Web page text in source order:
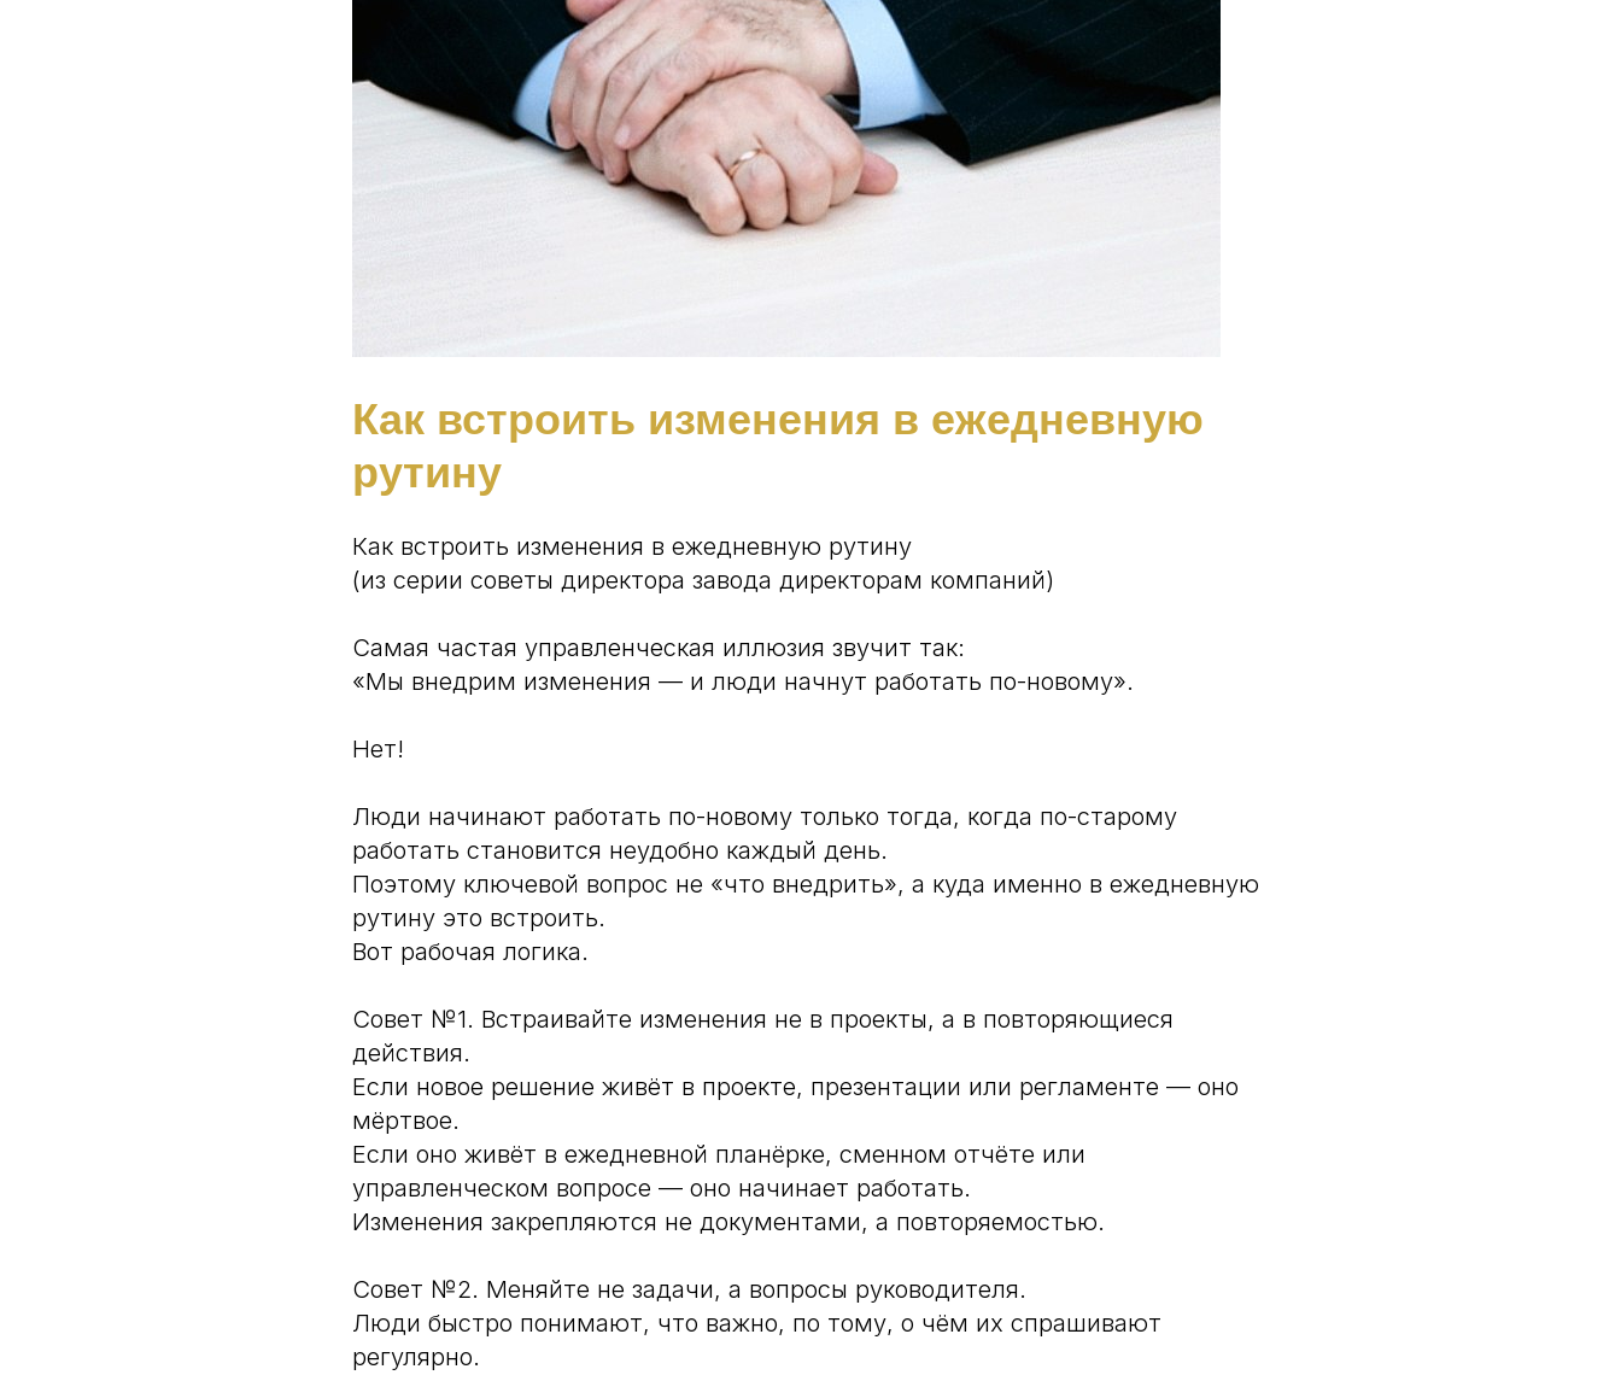
Как встроить изменения в ежедневную
рутину
Как встроить изменения в ежедневную рутину
(из серии советы директора завода директорам компаний)
Самая частая управленческая иллюзия звучит так:
«Мы внедрим изменения — и люди начнут работать по-новому».
Нет!
Люди начинают работать по-новому только тогда, когда по-старому
работать становится неудобно каждый день.
Поэтому ключевой вопрос не «что внедрить», а куда именно в ежедневную
рутину это встроить.
Вот рабочая логика.
Совет №1. Встраивайте изменения не в проекты, а в повторяющиеся
действия.
Если новое решение живёт в проекте, презентации или регламенте — оно
мёртвое.
Если оно живёт в ежедневной планёрке, сменном отчёте или
управленческом вопросе — оно начинает работать.
Изменения закрепляются не документами, а повторяемостью.
Совет №2. Меняйте не задачи, а вопросы руководителя.
Люди быстро понимают, что важно, по тому, о чём их спрашивают
регулярно.